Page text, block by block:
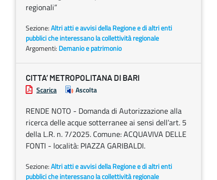
regionali”
Sezione:Altri atti e avvisi della Regione e di altri enti
pubblici che interessano la collettività regionale
Argomenti: Demanio e patrimonio
CITTA’ METROPOLITANA DI BARI
Scarica Ascolta
RENDE NOTO - Domanda di Autorizzazione alla
ricerca delle acque sotterranee ai sensi dell’art. 5
della L.R. n. 7/2025. Comune: ACQUAVIVA DELLE
FONTI - località: PIAZZA GARIBALDI.
Sezione:Altri atti e avvisi della Regione e di altri enti
pubblici che interessano la collettività regionale